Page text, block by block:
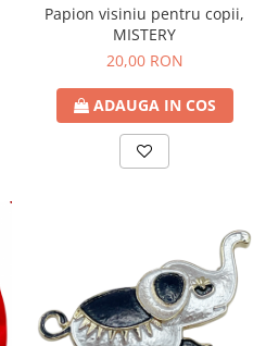
Papion visiniu pentru copii,
MISTERY
20,00 RON
ADAUGA IN COS